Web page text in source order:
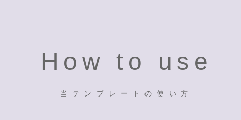
How to use
当テンプレートの使い方